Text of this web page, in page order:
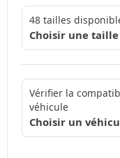
48 tailles
Choisir une
Vérifier la
véhicule
Choisir un